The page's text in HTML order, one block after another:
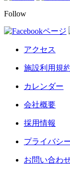
Follow
アクセス
施設利用規
カレンダー
会社概要
採用情報
プライバシ
お問い合わ